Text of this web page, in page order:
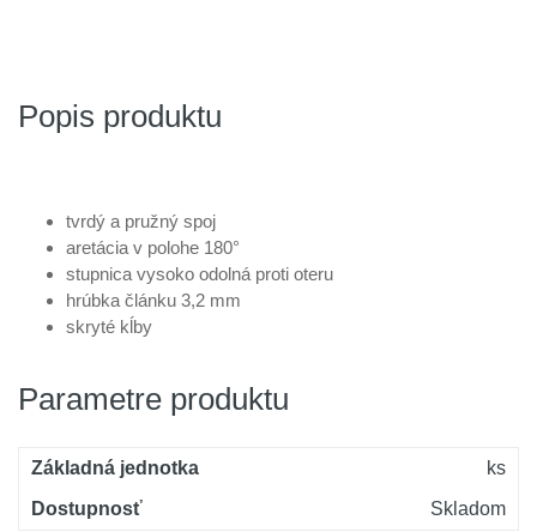
Popis produktu
tvrdý a pružný spoj
aretácia v polohe 180°
stupnica vysoko odolná proti oteru
hrúbka článku 3,2 mm
skryté kĺby
Parametre produktu
Základná jednotka
ks
Dostupnosť
Skladom